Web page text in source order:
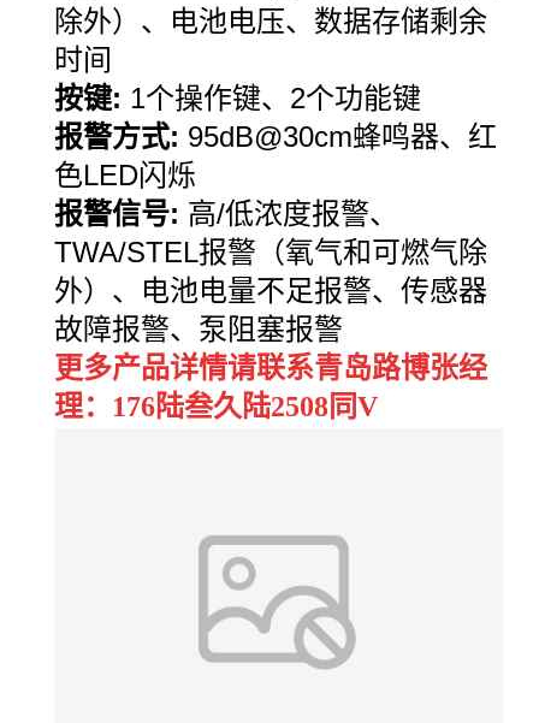
除外）、电池电压、数据存储剩余
时间
按键: 1个操作键、 2个功能键
报警方式: 95dB@30cm蜂鸣器、红
色LED闪烁
报警信号: 高/低浓度报警、
TWA/STEL报警（氧气和可燃气除
外）、电池电量不足报警、传感器
故障报警、泵阻塞报警
更多产品详情请联系青岛路博张经
理：176陆叁久陆2508同V